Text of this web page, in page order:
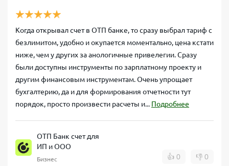
Когда открывал счет в ОТП банке, то сразу выбрал тариф с
безлимитом, удобно и окупается моментально, цена кстати
ниже, чем у других за анологичные привелегии. Сразу
были доступны инструменты по зарплатному проекту и
другим финансовым инструментам. Очень упрощает
бухгалтерию, да и для формирования отчетности тут
порядок, просто произвести расчеты и... Подробнее
ОТП Банк счет для
ИП и ООО
Бизнес 👍 0 👎 0